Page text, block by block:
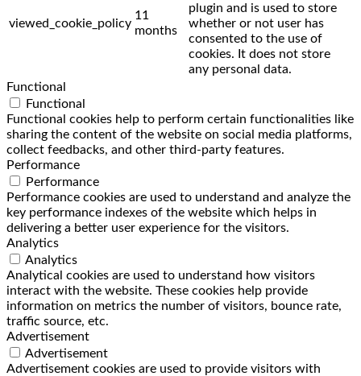
viewed_cookie_policy
11
months
plugin and is used to store
whether or not user has
consented to the use of
cookies. It does not store
any personal data.
Functional
Functional
Functional cookies help to perform certain functionalities like
sharing the content of the website on social media platforms,
collect feedbacks, and other third-party features.
Performance
Performance
Performance cookies are used to understand and analyze the
key performance indexes of the website which helps in
delivering a better user experience for the visitors.
Analytics
Analytics
Analytical cookies are used to understand how visitors
interact with the website. These cookies help provide
information on metrics the number of visitors, bounce rate,
traffic source, etc.
Advertisement
Advertisement
Advertisement cookies are used to provide visitors with